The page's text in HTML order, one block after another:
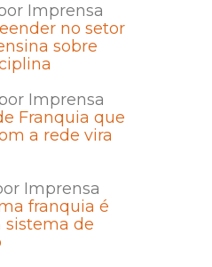
Imprensa
no setor
sobre
Imprensa
Franquia que
a rede vira
Imprensa
franquia é
sistema de